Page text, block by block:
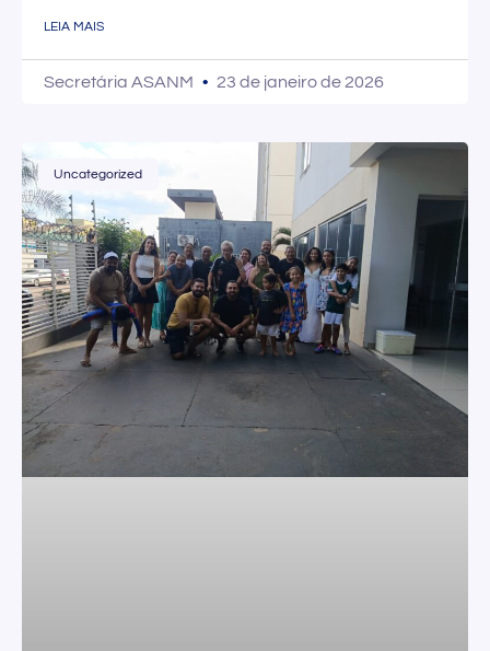
LEIA MAIS
Secretária ASANM 23 de janeiro de 2026
Uncategorized